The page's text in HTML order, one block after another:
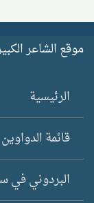
موقع الشاعر
الرئيسية
قائمة الدواوين
البردوني في